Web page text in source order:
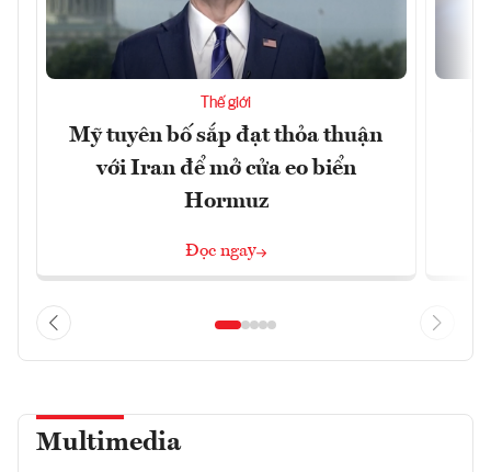
Thế giới
Mỹ tuyên bố sắp đạt thỏa thuận
với Iran để mở cửa eo biển
Hormuz
Đọc ngay
Multimedia